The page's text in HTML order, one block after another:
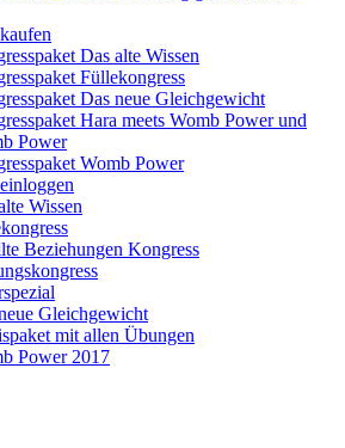
Das alte Wissen
Füllekongress
Das neue Gleichgewicht
Hara meets Womb Power und
Power
Womb Power
Wissen
Beziehungen Kongress
Gleichgewicht
mit allen Übungen
Power 2017